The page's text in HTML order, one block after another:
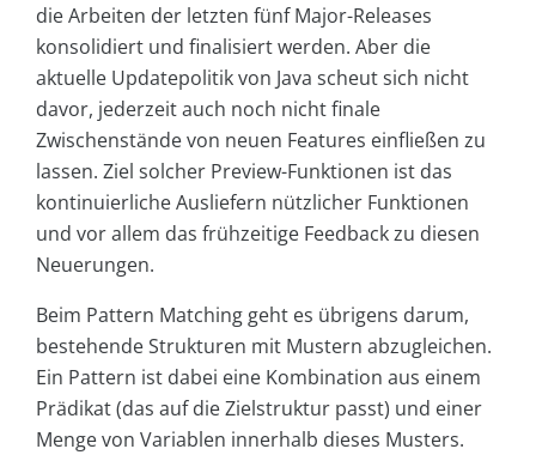
die Arbeiten der letzten fünf Major-Releases
konsolidiert und finalisiert werden. Aber die
aktuelle Updatepolitik von Java scheut sich nicht
davor, jederzeit auch noch nicht finale
Zwischenstände von neuen Features einfließen zu
lassen. Ziel solcher Preview-Funktionen ist das
kontinuierliche Ausliefern nützlicher Funktionen
und vor allem das frühzeitige Feedback zu diesen
Neuerungen.
Beim Pattern Matching geht es übrigens darum,
bestehende Strukturen mit Mustern abzugleichen.
Ein Pattern ist dabei eine Kombination aus einem
Prädikat (das auf die Zielstruktur passt) und einer
Menge von Variablen innerhalb dieses Musters.